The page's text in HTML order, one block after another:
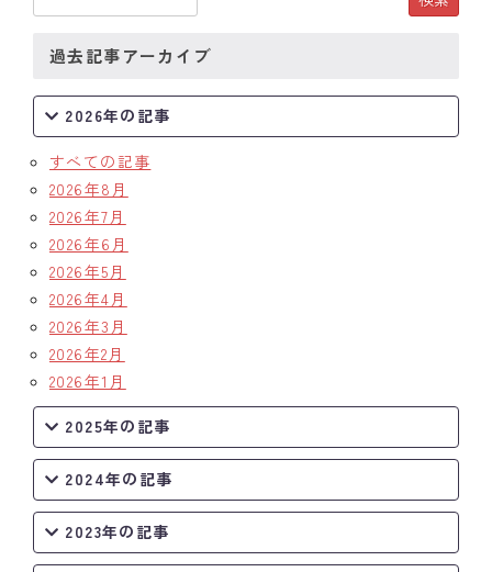
過去記事アーカイブ
2026年の記事
すべての記事
2026年8月
2026年7月
2026年6月
2026年5月
2026年4月
2026年3月
2026年2月
2026年1月
2025年の記事
2024年の記事
2023年の記事